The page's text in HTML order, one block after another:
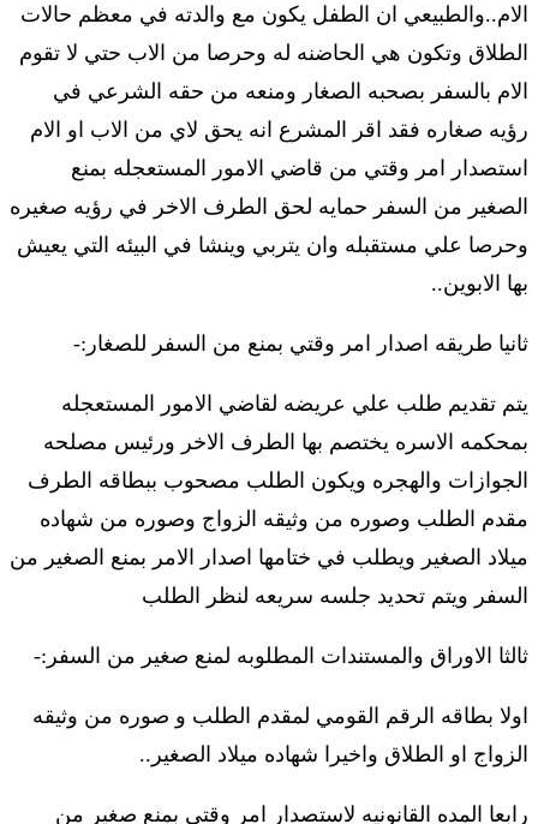
الام..والطبيعي ان الطفل يكون مع والدته في معظم حالات
الطلاق وتكون هي الحاضنه له وحرصا من الاب حتي لا تقوم
الام بالسفر بصحبه الصغار ومنعه من حقه الشرعي في
رؤيه صغاره فقد اقر المشرع انه يحق لاي من الاب او الام
استصدار امر وقتي من قاضي الامور المستعجله بمنع
الصغير من السفر حمايه لحق الطرف الاخر في رؤيه صغيره
وحرصا علي مستقبله وان يتربي وينشا في البيئه التي يعيش
بها الابوين..
ثانيا طريقه اصدار امر وقتي بمنع من السفر للصغار:-
يتم تقديم طلب علي عريضه لقاضي الامور المستعجله
بمحكمه الاسره يختصم بها الطرف الاخر ورئيس مصلحه
الجوازات والهجره ويكون الطلب مصحوب ببطاقه الطرف
مقدم الطلب وصوره من وثيقه الزواج وصوره من شهاده
ميلاد الصغير ويطلب في ختامها اصدار الامر بمنع الصغير من
السفر ويتم تحديد جلسه سريعه لنظر الطلب
ثالثا الاوراق والمستندات المطلوبه لمنع صغير من السفر:-
اولا بطاقه الرقم القومي لمقدم الطلب و صوره من وثيقه
الزواج او الطلاق واخيرا شهاده ميلاد الصغير..
رابعا المده القانونيه لاستصدار امر وقتي بمنع صغير من